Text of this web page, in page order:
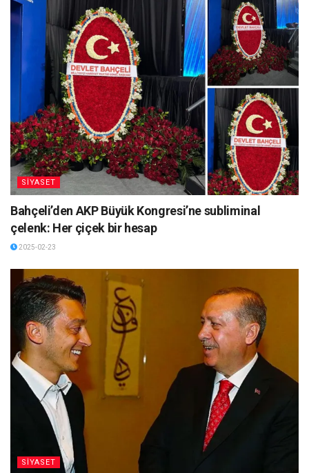
SİYASET
Bahçeli’den AKP Büyük Kongresi’ne subliminal
çelenk: Her çiçek bir hesap
2025-02-23
SİYASET